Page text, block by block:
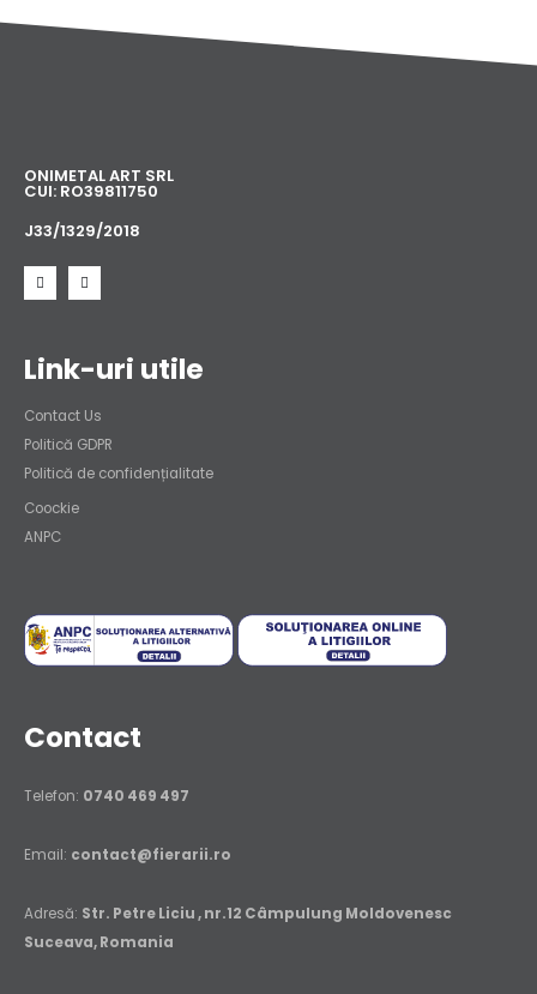
ONIMETAL ART SRL
CUI: RO39811750
J33/1329/2018​
Link-uri utile
Contact Us
Politică GDPR
Politică de confidențialitate
Coockie
ANPC
Contact
Telefon: 0740 469 497
Email: contact@fierarii.ro
Adresă: Str. Petre Liciu , nr.12 Câmpulung Moldovenesc
Suceava, Romania